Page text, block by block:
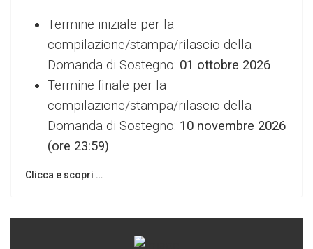
Termine iniziale per la
compilazione/stampa/rilascio della
Domanda di Sostegno: 01 ottobre 2026
Termine finale per la
compilazione/stampa/rilascio della
Domanda di Sostegno: 10 novembre 2026
(ore 23:59)
Clicca e scopri …